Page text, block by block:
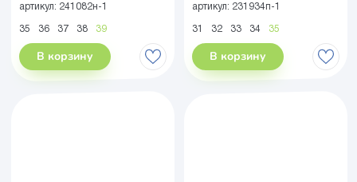
артикул: 241082н-1
35 36 37 38 39
В корзину
артикул: 231934п-1
31 32 33 34 35
В корзину